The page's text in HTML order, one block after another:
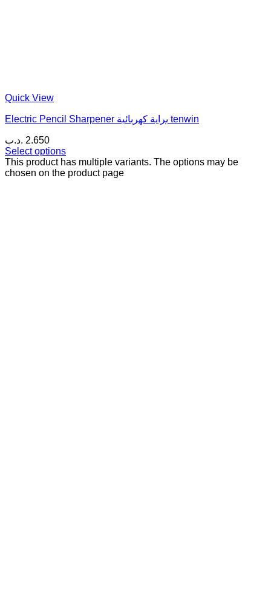
Quick View
Electric Pencil Sharpener براية كهربائية tenwin
2.650 .د.ب
Select options
This product has multiple variants. The options may be
chosen on the product page